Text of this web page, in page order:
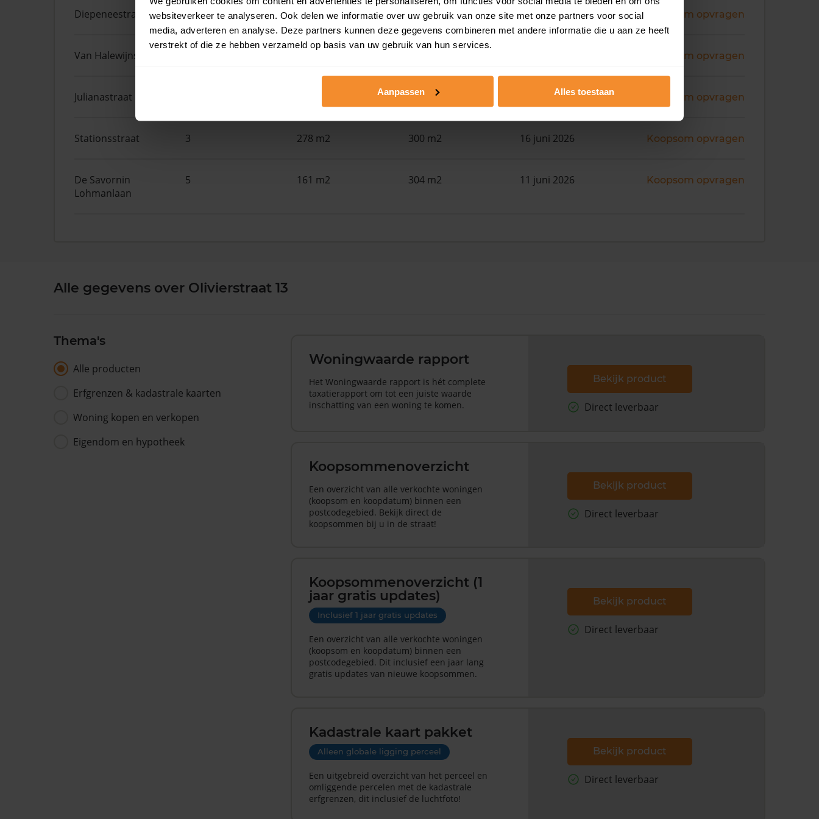
websiteverkeer te analyseren. Ook delen we informatie over uw gebruik van onze site met onze partners voor social
media, adverteren en analyse. Deze partners kunnen deze gegevens combineren met andere informatie die u aan ze heeft
verstrekt of die ze hebben verzameld op basis van uw gebruik van hun services.
Aanpassen Alles toestaan
Diepeneestraat 3 145 m2 251 m2 24 juni 2026 Koopsom opvragen
Van Halewijnstraat Koopsom opvragen
Julianastraat 130 m2 18 juni 2026 Koopsom opvragen
Stationsstraat 3 278 m2 300 m2 16 juni 2026 Koopsom opvragen
De Savornin
Lohmanlaan
5 161 m2 304 m2 11 juni 2026 Koopsom opvragen
Alle gegevens over Olivierstraat 13
Thema's
Alle producten
Erfgrenzen & kadastrale kaarten
Woning kopen en verkopen
Eigendom en hypotheek
Woningwaarde rapport
Het Woningwaarde rapport is hét complete
taxatierapport om tot een juiste waarde
inschatting van een woning te komen.
Bekijk product
Direct leverbaar
Koopsommenoverzicht
Een overzicht van alle verkochte woningen
(koopsom en koopdatum) binnen een
postcodegebied. Bekijk direct de
koopsommen bij u in de straat!
Bekijk product
Direct leverbaar
Koopsommenoverzicht (1
jaar gratis updates)
Inclusief 1 jaar gratis updates
Een overzicht van alle verkochte woningen
(koopsom en koopdatum) binnen een
postcodegebied. Dit inclusief een jaar lang
gratis updates van nieuwe koopsommen.
Bekijk product
Direct leverbaar
Kadastrale kaart pakket
Alleen globale ligging perceel
Een uitgebreid overzicht van het perceel en
omliggende percelen met de kadastrale
erfgrenzen, dit inclusief de luchtfoto!
Bekijk product
Direct leverbaar